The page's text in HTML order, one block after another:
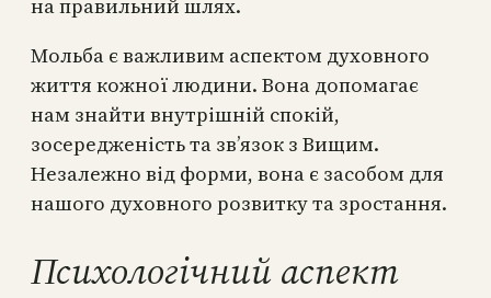
на правильний шлях.
Мольба є важливим аспектом духовного
життя кожної людини. Вона допомагає
нам знайти внутрішній спокій,
зосередженість та зв’язок з Вищим.
Незалежно від форми, вона є засобом для
нашого духовного розвитку та зростання.
Психологічний аспект